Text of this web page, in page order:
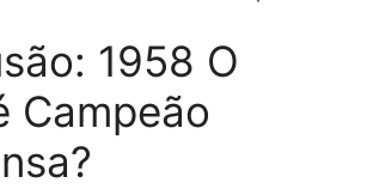
1958 O
Campeão